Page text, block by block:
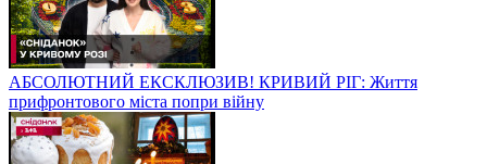
АБСОЛЮТНИЙ ЕКСКЛЮЗИВ! КРИВИЙ РІГ: Життя
прифронтового міста попри війну